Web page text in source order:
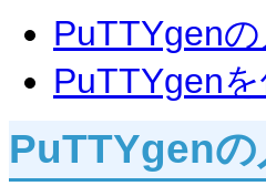
PuTTYgen
PuTTYgen
PuTTYgenの